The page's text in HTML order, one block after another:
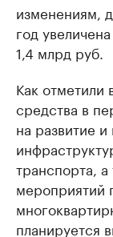
изменениям,
год
1,4 млрд руб.
Как отметили
средства в
на развитие
транспорта,
мероприятий
планируется